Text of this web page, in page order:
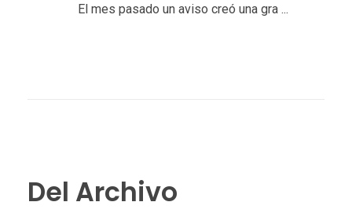
El mes pasado un aviso creó una gra ...
Del Archivo